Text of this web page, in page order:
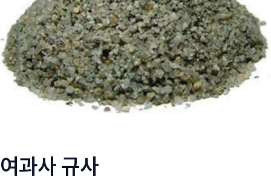
여과사 규사